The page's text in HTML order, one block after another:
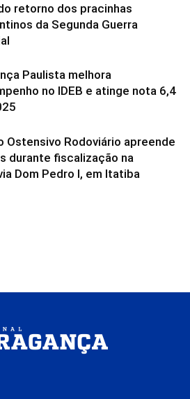
retorno dos pracinhas
da Segunda Guerra
Paulista melhora
no IDEB e atinge nota 6,4
Ostensivo Rodoviário apreende
durante fiscalização na
Dom Pedro I, em Itatiba